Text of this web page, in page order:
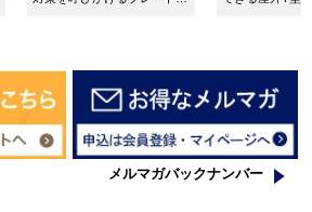
メルマガバックナンバー